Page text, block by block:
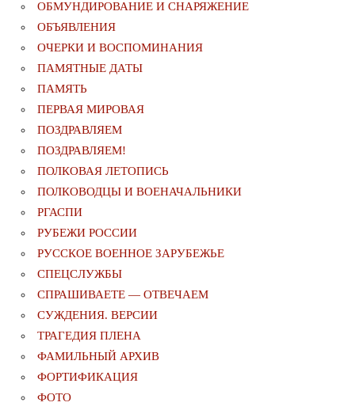
ОБМУНДИРОВАНИЕ И СНАРЯЖЕНИЕ
ОБЪЯВЛЕНИЯ
ОЧЕРКИ И ВОСПОМИНАНИЯ
ПАМЯТНЫЕ ДАТЫ
ПАМЯТЬ
ПЕРВАЯ МИРОВАЯ
ПОЗДРАВЛЯЕМ
ПОЗДРАВЛЯЕМ!
ПОЛКОВАЯ ЛЕТОПИСЬ
ПОЛКОВОДЦЫ И ВОЕНАЧАЛЬНИКИ
РГАСПИ
РУБЕЖИ РОССИИ
РУССКОЕ ВОЕННОЕ ЗАРУБЕЖЬЕ
СПЕЦСЛУЖБЫ
СПРАШИВАЕТЕ — ОТВЕЧАЕМ
СУЖДЕНИЯ. ВЕРСИИ
ТРАГЕДИЯ ПЛЕНА
ФАМИЛЬНЫЙ АРХИВ
ФОРТИФИКАЦИЯ
ФОТО